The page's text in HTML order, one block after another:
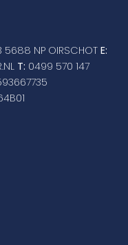
5688 NP OIRSCHOT E:
T: 0499 570 147